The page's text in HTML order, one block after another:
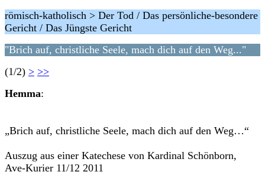
römisch-katholisch > Der Tod / Das persönliche-besondere
Gericht / Das Jüngste Gericht
"Brich auf, christliche Seele, mach dich auf den Weg..."
(1/2) > >>
Hemma:
„Brich auf, christliche Seele, mach dich auf den Weg…“
Auszug aus einer Katechese von Kardinal Schönborn,
Ave-Kurier 11/12 2011